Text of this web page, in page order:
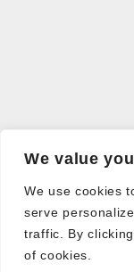
We value
We use cookies
serve
traffic. By
of cookies.